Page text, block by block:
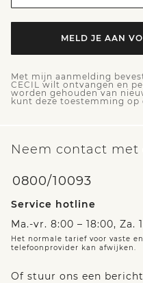
MELD JE AAN
Met mijn aanmelding
CECIL wilt ontvangen en
worden gehouden van
kunt deze toestemming op
Neem contact met
0800/10093
Service hotline
Ma.-vr. 8:00 – 18:00, Za.
Het normale tarief voor vaste
telefoonprovider kan afwijken.
Of stuur ons een